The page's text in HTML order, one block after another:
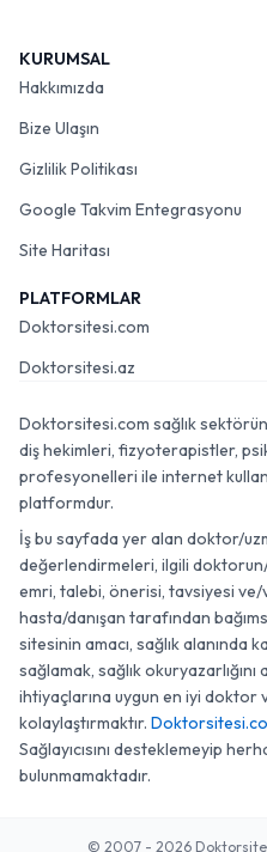
KURUMSAL
Hakkımızda
Bize Ulaşın
Gizlilik Politikası
Google Takvim Entegrasyonu
Site Haritası
PLATFORMLAR
Doktorsitesi.com
Doktorsitesi.az
Doktorsitesi.com sağlık
diş hekimleri, fizyoterapistler,
profesyonelleri ile internet
platformdur.
İş bu sayfada yer alan doktor/
değerlendirmeleri, ilgili
emri, talebi, önerisi, tavsiyesi ve/
hasta/danışan tarafından
sitesinin amacı, sağlık alanında
sağlamak, sağlık okuryazarlığını
ihtiyaçlarına uygun en iyi doktor
kolaylaştırmaktır.
Sağlayıcısını desteklemeyip
bulunmamaktadır.
© 2007 - 2026